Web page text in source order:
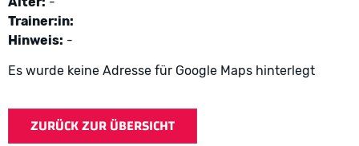
Trainer:in:
Hinweis: -
Es wurde keine Adresse für Google Maps hinterlegt